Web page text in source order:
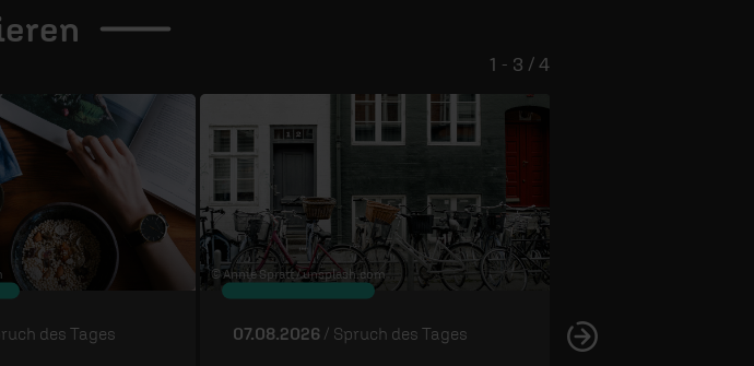
des Tages
© Annie Spratt /unsplash.com
07.08.2026 / Spruch des Tages 06.08.2026
1 - 3 / 4